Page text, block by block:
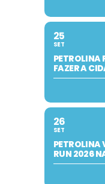
25
SET
PETROLINA
FAZER A
26
SET
PETROLINA
RUN 2026